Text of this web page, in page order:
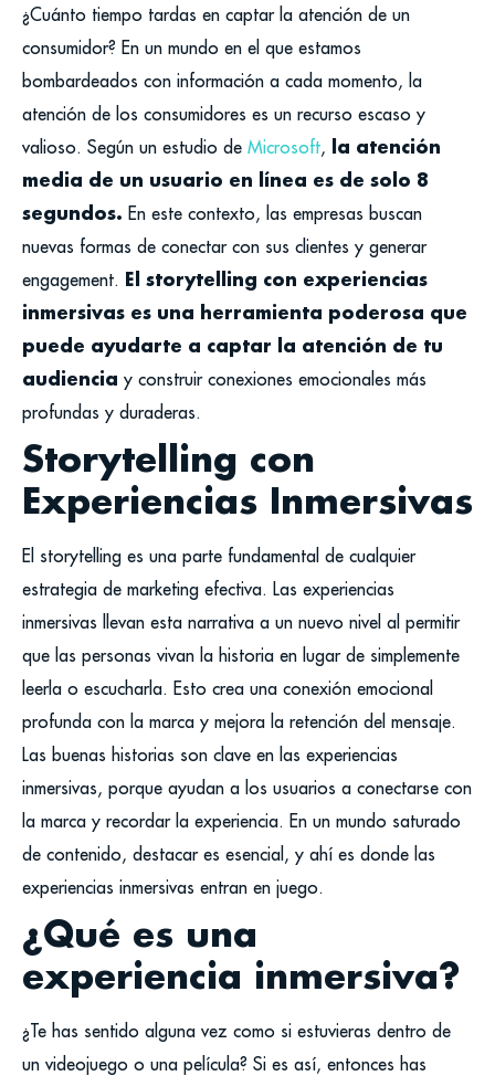
¿Cuánto tiempo tardas en captar la atención de un
consumidor? En un mundo en el que estamos
bombardeados con información a cada momento, la
atención de los consumidores es un recurso escaso y
valioso. Según un estudio de Microsoft, la atención
media de un usuario en línea es de solo 8
segundos. En este contexto, las empresas buscan
nuevas formas de conectar con sus clientes y generar
engagement. El storytelling con experiencias
inmersivas es una herramienta poderosa que
puede ayudarte a captar la atención de tu
audiencia y construir conexiones emocionales más
profundas y duraderas.
Storytelling con
Experiencias Inmersivas
El storytelling es una parte fundamental de cualquier
estrategia de marketing efectiva. Las experiencias
inmersivas llevan esta narrativa a un nuevo nivel al permitir
que las personas vivan la historia en lugar de simplemente
leerla o escucharla. Esto crea una conexión emocional
profunda con la marca y mejora la retención del mensaje.
Las buenas historias son clave en las experiencias
inmersivas, porque ayudan a los usuarios a conectarse con
la marca y recordar la experiencia. En un mundo saturado
de contenido, destacar es esencial, y ahí es donde las
experiencias inmersivas entran en juego.
¿Qué es una
experiencia inmersiva?
¿Te has sentido alguna vez como si estuvieras dentro de
un videojuego o una película? Si es así, entonces has